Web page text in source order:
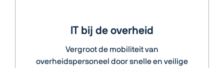
IT bij de overheid
Vergroot de mobiliteit van
overheidspersoneel door snelle en veilige